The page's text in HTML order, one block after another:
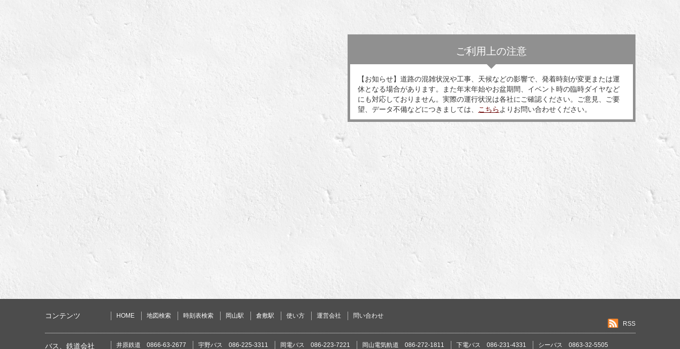
ご利用上の注意
【お知らせ】道路の混雑状況や工事、天候などの影響で、発着時刻が変更または運
休となる場合があります。また年末年始やお盆期間、イベント時の臨時ダイヤなど
にも対応しておりません。実際の運行状況は各社にご確認ください。ご意見、ご要
望、データ不備などにつきましては、
こちら よりお問い合わせください。
コンテンツ HOME 地図検索 時刻表検索 岡山駅 倉敷駅 使い方 運営会社
問い合わせ
RSS
バス、鉄道会社 井原鉄道 0866-63-2677 宇野バス 086-225-3311 岡電バス 086-223-7221 岡山電気軌道 086-272-1811 下電バス 086-231-4331 シーバス 0863-32-5505